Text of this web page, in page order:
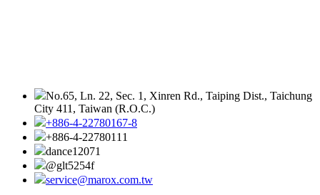
No.65, Ln. 22, Sec. 1, Xinren Rd., Taiping Dist., Taichung
City 411, Taiwan (R.O.C.)
+886-4-22780167-8
+886-4-22780111
dance12071
@glt5254f
service@marox.com.tw